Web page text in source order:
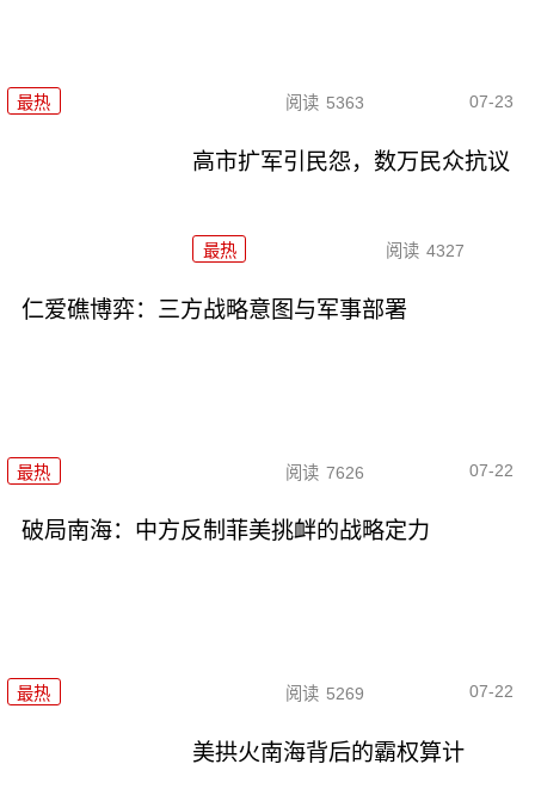
最热 阅读 5363 07-23
高市扩军引民怨，数万民众抗议
最热 阅读 4327
仁爱礁博弈：三方战略意图与军事部署
最热 阅读 7626 07-22
破局南海：中方反制菲美挑衅的战略定力
最热 阅读 5269 07-22
美拱火南海背后的霸权算计